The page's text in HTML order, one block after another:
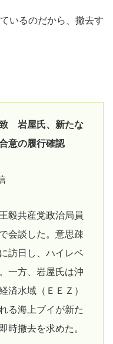
いるのだから、撤去す
致 岩屋氏、新たな
意の履行確認
毅共産党政治局員
会談した。意思疎
訪日し、ハイレベ
一方、岩屋氏は沖
済水域（ＥＥＺ）
る海上ブイが新た
時撤去を求めた。